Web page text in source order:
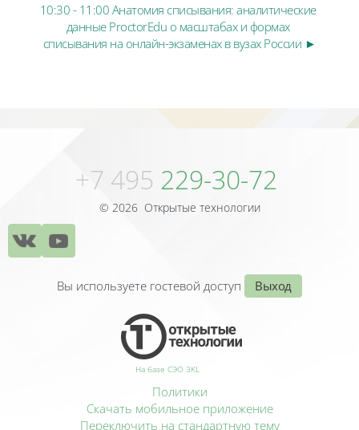
10:30 - 11:00 Анатомия списывания: аналитические
данные ProctorEdu о масштабах и формах
списывания на онлайн-экзаменах в вузах России ►
+7 495 229-30-72
© 2026 Открытые технологии
Вы используете гостевой доступ Выход
На базе СЭО 3KL
Политики
Скачать мобильное приложение
Переключить на стандартную тему